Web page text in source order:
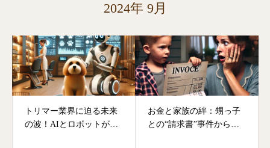
2024年 9月
トリマー業界に迫る未来
の波！AIとロボットが仕
お金と家族の絆：甥っ子
との“請求書”事件から学